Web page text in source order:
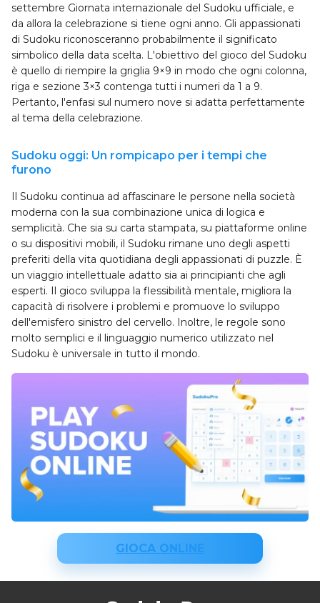
settembre Giornata internazionale del Sudoku ufficiale, e
da allora la celebrazione si tiene ogni anno. Gli appassionati
di Sudoku riconosceranno probabilmente il significato
simbolico della data scelta. L'obiettivo del gioco del Sudoku
è quello di riempire la griglia 9×9 in modo che ogni colonna,
riga e sezione 3×3 contenga tutti i numeri da 1 a 9.
Pertanto, l'enfasi sul numero nove si adatta perfettamente
al tema della celebrazione.
Sudoku oggi: Un rompicapo per i tempi che
furono
Il Sudoku continua ad affascinare le persone nella società
moderna con la sua combinazione unica di logica e
semplicità. Che sia su carta stampata, su piattaforme online
o su dispositivi mobili, il Sudoku rimane uno degli aspetti
preferiti della vita quotidiana degli appassionati di puzzle. È
un viaggio intellettuale adatto sia ai principianti che agli
esperti. Il gioco sviluppa la flessibilità mentale, migliora la
capacità di risolvere i problemi e promuove lo sviluppo
dell'emisfero sinistro del cervello. Inoltre, le regole sono
molto semplici e il linguaggio numerico utilizzato nel
Sudoku è universale in tutto il mondo.
GIOCA ONLINE